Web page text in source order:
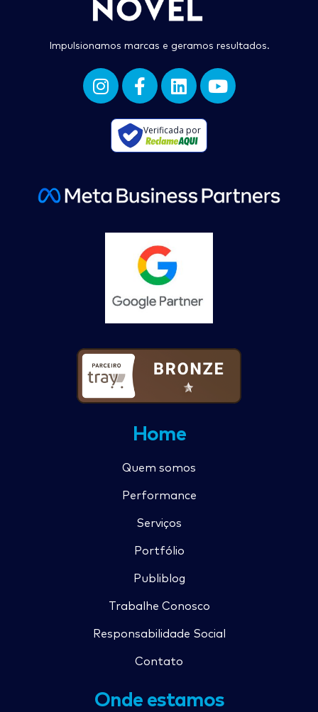
Impulsionamos marcas e geramos resultados.
Verificada por
Home
Quem somos
Performance
Serviços
Portfólio
Publiblog
Trabalhe Conosco
Responsabilidade Social
Contato
Onde estamos